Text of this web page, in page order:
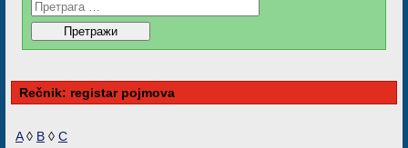
Rečnik: registar pojmova
A◊ B ◊ C